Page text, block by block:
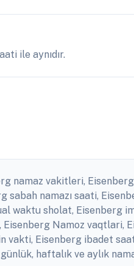
ile aynıdır.
namaz vakitleri,
namazı saati,
waktu sholat, Eisenberg
Namoz vaqtlari,
vakti, Eisenberg ibadet
haftalık ve aylık